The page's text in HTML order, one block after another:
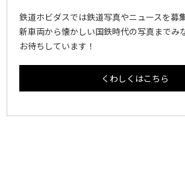
鉄道ホビダスでは鉄道写真やニュースを募
新車両から懐かしい国鉄時代の写真までみ
お待ちしています！
くわしくはこちら